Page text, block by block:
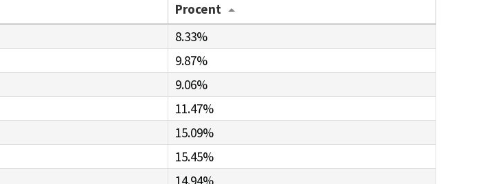
Procent
8.33%
9.87%
9.06%
11.47%
15.09%
15.45%